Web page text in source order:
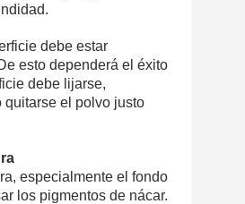
debe estar
esto dependerá el éxito
debe lijarse,
quitarse el polvo justo
especialmente el fondo
los pigmentos de nácar.